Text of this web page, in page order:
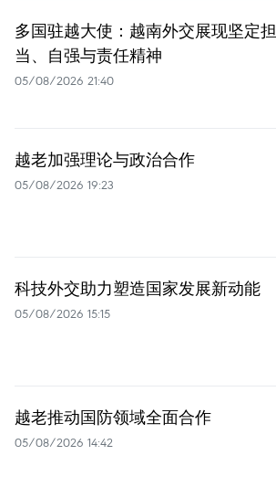
多国驻越大使：越南外交展现坚定担
当、自强与责任精神
05/08/2026 21:40
越老加强理论与政治合作
05/08/2026 19:23
科技外交助力塑造国家发展新动能
05/08/2026 15:15
越老推动国防领域全面合作
05/08/2026 14:42